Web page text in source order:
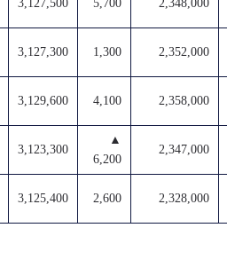
3,127,500 5,700 2,348,000
3,127,300 1,300 2,352,000
3,129,600 4,100 2,358,000
3,123,300
▲
6,200
2,347,000
3,125,400 2,600 2,328,000